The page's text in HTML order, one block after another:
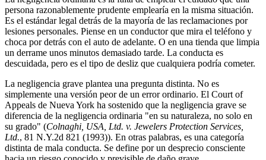
persona razonablemente prudente emplearía en la misma situación.
Es el estándar legal detrás de la mayoría de las reclamaciones por
lesiones personales. Piense en un conductor que mira el teléfono y
choca por detrás con el auto de adelante. O en una tienda que limpia
un derrame unos minutos demasiado tarde. La conducta es
descuidada, pero es el tipo de desliz que cualquiera podría cometer.
La negligencia grave plantea una pregunta distinta. No es
simplemente una versión peor de un error ordinario. El Court of
Appeals de Nueva York ha sostenido que la negligencia grave se
diferencia de la negligencia ordinaria "en su naturaleza, no solo en
su grado" (Colnaghi, USA, Ltd. v. Jewelers Protection Services,
Ltd., 81 N.Y.2d 821 (1993)). En otras palabras, es una categoría
distinta de mala conducta. Se define por un desprecio consciente